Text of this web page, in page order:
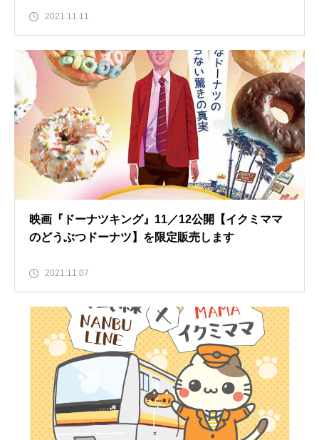
2021.11.11
映画『ドーナツキング』11／12公開【イクミママ
のどうぶつドーナツ】を限定販売します
2021.11.07